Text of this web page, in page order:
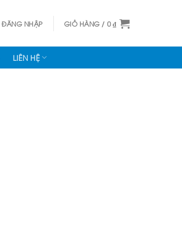
ĐĂNG NHẬP GIỎ HÀNG / 0₫
LIÊN HỆ